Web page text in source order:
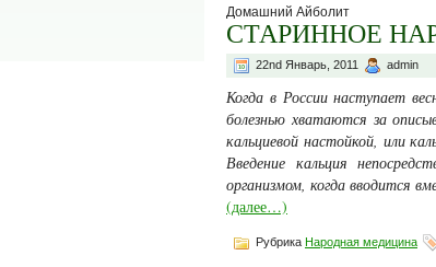
Домашний Айболит
СТАРИННОЕ
22nd Январь, 2011 admin
Когда в России наступает
болезнью хватаются за
кальциевой настойкой, или
Введение кальция
организмом, когда вводится
(далее…)
Рубрика Народная медицина